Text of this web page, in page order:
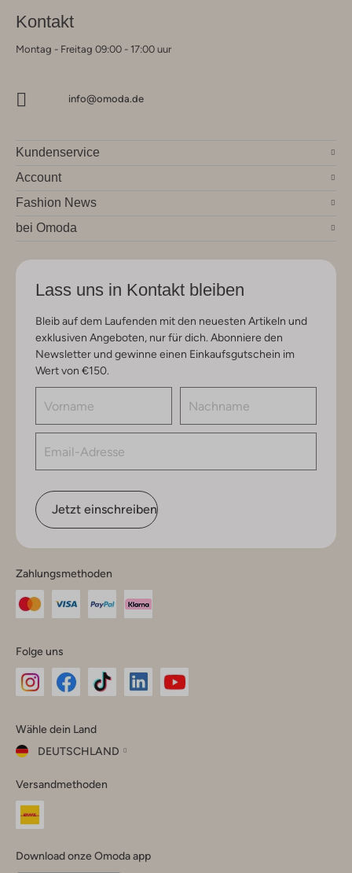
Kontakt
Montag - Freitag 09:00 - 17:00 uur
info@omoda.de
Kundenservice
Account
Fashion News
bei Omoda
Lass uns in Kontakt bleiben
Bleib auf dem Laufenden mit den neuesten Artikeln und
exklusiven Angeboten, nur für dich. Abonniere den
Newsletter und gewinne einen Einkaufsgutschein im
Wert von €150.
Jetzt einschreiben
Zahlungsmethoden
Folge uns
Instagram
Facebook
TikTok
Wähle dein Land
DEUTSCHLAND
dein
Land
Versandmethoden
Download onze Omoda app